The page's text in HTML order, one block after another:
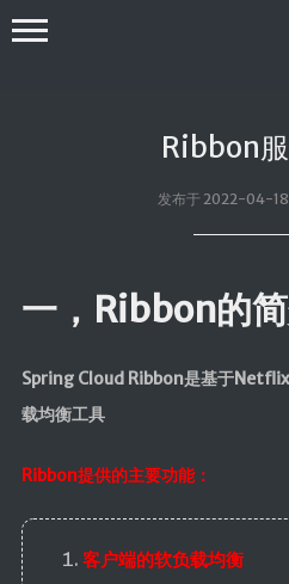
Ribbon
发布于 2022-04-
一，Ribbon的
Spring Cloud Ribbon是基于
载均衡工具
Ribbon提供的主要功能：
客户端的软负载均衡
小众技术
Apache POI
EasyExcel
前端